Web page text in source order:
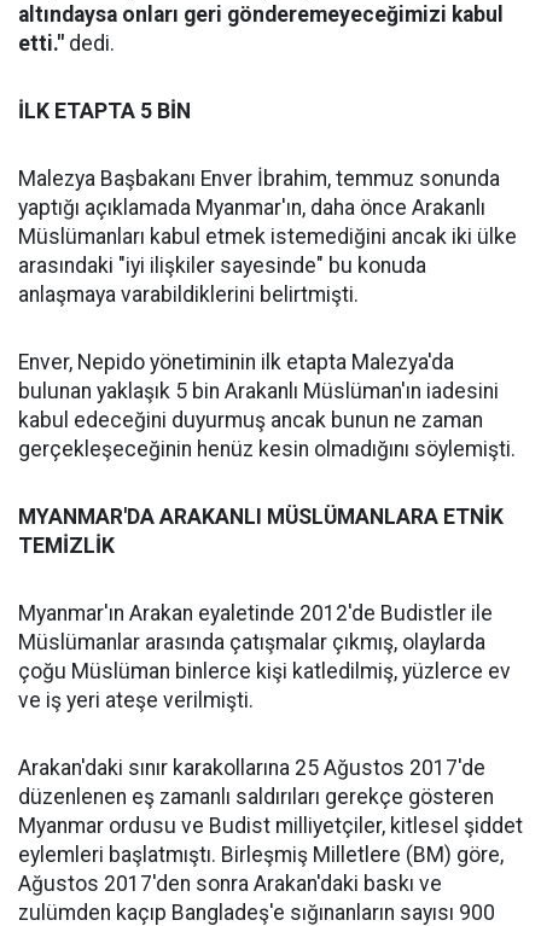
altındaysa onları geri gönderemeyeceğimizi kabul
etti." dedi.
İLK ETAPTA 5 BİN
Malezya Başbakanı Enver İbrahim, temmuz sonunda
yaptığı açıklamada Myanmar'ın, daha önce Arakanlı
Müslümanları kabul etmek istemediğini ancak iki ülke
arasındaki "iyi ilişkiler sayesinde" bu konuda
anlaşmaya varabildiklerini belirtmişti.
Enver, Nepido yönetiminin ilk etapta Malezya'da
bulunan yaklaşık 5 bin Arakanlı Müslüman'ın iadesini
kabul edeceğini duyurmuş ancak bunun ne zaman
gerçekleşeceğinin henüz kesin olmadığını söylemişti.
MYANMAR'DA ARAKANLI MÜSLÜMANLARA ETNİK
TEMİZLİK
Myanmar'ın Arakan eyaletinde 2012'de Budistler ile
Müslümanlar arasında çatışmalar çıkmış, olaylarda
çoğu Müslüman binlerce kişi katledilmiş, yüzlerce ev
ve iş yeri ateşe verilmişti.
Arakan'daki sınır karakollarına 25 Ağustos 2017'de
düzenlenen eş zamanlı saldırıları gerekçe gösteren
Myanmar ordusu ve Budist milliyetçiler, kitlesel şiddet
eylemleri başlatmıştı. Birleşmiş Milletlere (BM) göre,
Ağustos 2017'den sonra Arakan'daki baskı ve
zulümden kaçıp Bangladeş'e sığınanların sayısı 900